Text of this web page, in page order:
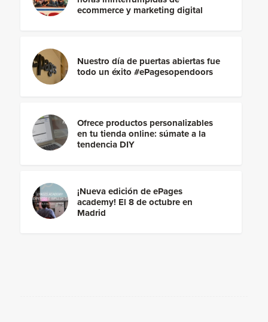
ecommerce y marketing digital
Nuestro día de puertas abiertas fue
todo un éxito #ePagesopendoors
Ofrece productos personalizables
en tu tienda online: súmate a la
tendencia DIY
¡Nueva edición de ePages
academy! El 8 de octubre en
Madrid